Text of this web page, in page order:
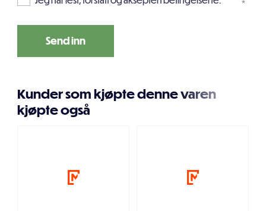
*
Kunder som kjøpte denne varen
kjøpte også